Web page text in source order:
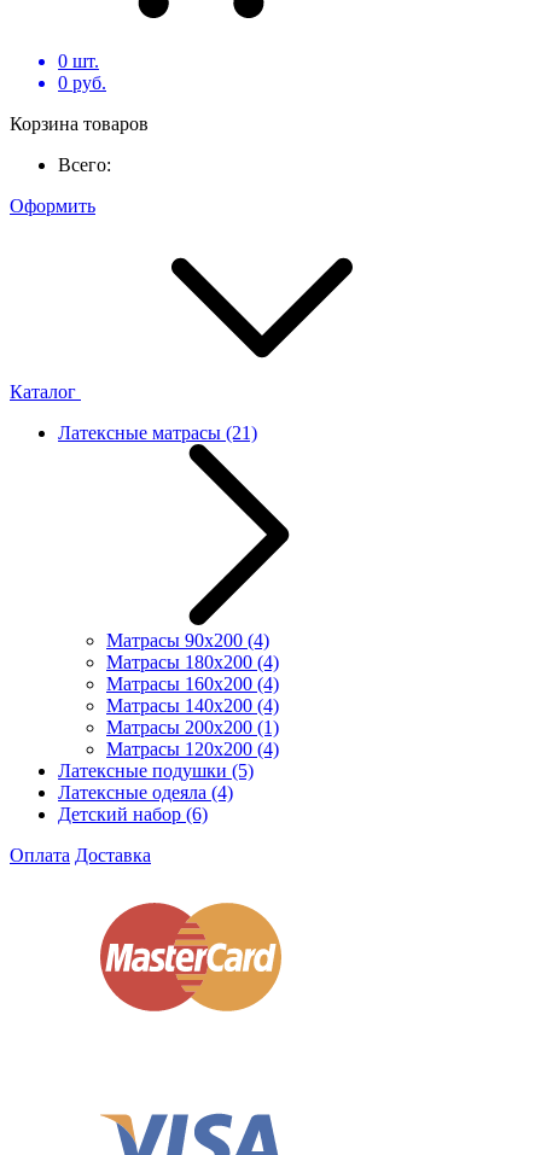
0 шт.
0 руб.
Корзина товаров
Всего:
Оформить
Каталог
Латексные матрасы (21)
Матрасы 90x200 (4)
Матрасы 180x200 (4)
Матрасы 160x200 (4)
Матрасы 140x200 (4)
Матрасы 200x200 (1)
Матрасы 120x200 (4)
Латексные подушки (5)
Латексные одеяла (4)
Детский набор (6)
Оплата Доставка